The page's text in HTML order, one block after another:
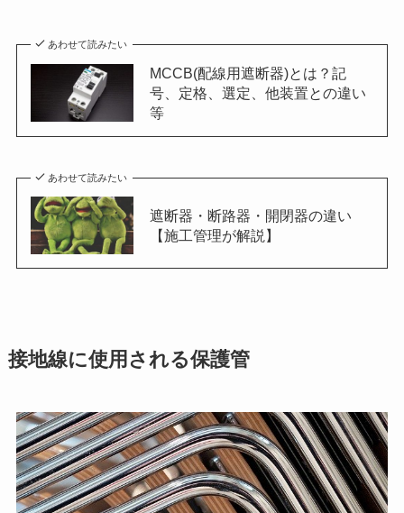
あわせて読みたい
MCCB(配線用遮断器)とは？記
号、定格、選定、他装置との違い
等
あわせて読みたい
遮断器・断路器・開閉器の違い
【施工管理が解説】
接地線に使用される保護管